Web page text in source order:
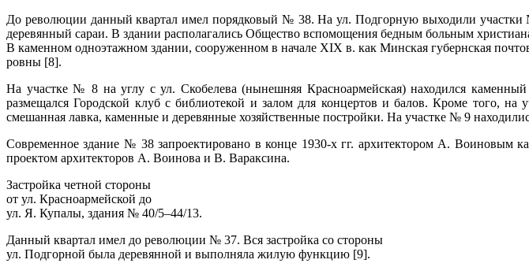
До революции данный квартал имел порядковый № 38. На ул. Подгорную выходили
деревянный сараи. В здании располагались Общество вспомощения бедным больным
В каменном одноэтажном здании, сооруженном в начале XIX в. как Минская губернская
ровны [8].
На участке № 8 на углу с ул. Скобелева (нынешняя Красноармейская) находился
размещался Городской клуб с библиотекой и залом для концертов и балов. Кроме того,
смешанная лавка, каменные и деревянные хозяйственные постройки. На участке № 9
Современное здание № 38 запроектировано в конце 1930-х гг. архитектором А. Воиновым
проектом архитекторов А. Воинова и В. Вараксина.
Застройка четной стороны
от ул. Красноармейской до
ул. Я. Купалы, здания № 40/5–44/13.
Данный квартал имел до революции № 37. Вся застройка со стороны
ул. Подгорной была деревянной и выполняла жилую функцию [9].